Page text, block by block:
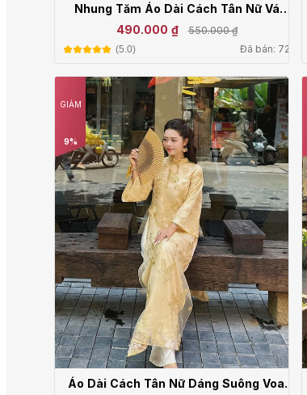
Nhung Tăm Áo Dài Cách Tân Nữ Váy
Dáng Suông TH04-2 Thêu Hoa Lá Thời
490.000 ₫ 550.000 ₫
(5.0) Đã bán: 720
GIẢM
9%
Áo Dài Cách Tân Nữ Dáng Suông Voan